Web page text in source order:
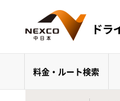
料金・ルート検索